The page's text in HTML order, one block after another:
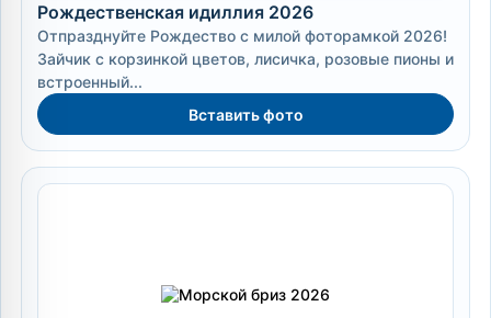
Рождественская идиллия 2026
Отпразднуйте Рождество с милой фоторамкой 2026!
Зайчик с корзинкой цветов, лисичка, розовые пионы и
встроенный...
Вставить фото